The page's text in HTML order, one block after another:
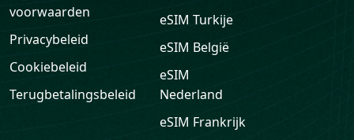
voorwaarden
Privacybeleid
Cookiebeleid
Terugbetalingsbeleid
eSIM Turkije
eSIM België
eSIM
Nederland
eSIM Frankrijk